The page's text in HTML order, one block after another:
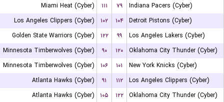
Miami Heat (Cyber)
۱۱۱ ۷۹
Indiana Pacers (Cyber)
Los Angeles Clippers (Cyber)
۱۰۲ ۱۰۴
Detroit Pistons (Cyber)
Golden State Warriors (Cyber)
۱۲۲ ۹۹
Los Angeles Lakers (Cyber)
Minnesota Timberwolves (Cyber)
۹۰ ۱۲۰
Oklahoma City Thunder (Cyber)
Minnesota Timberwolves (Cyber)
۱۰۶ ۱۰۱
New York Knicks (Cyber)
Atlanta Hawks (Cyber)
۹۱ ۱۱۲
Los Angeles Clippers (Cyber)
Atlanta Hawks (Cyber)
۱۰۵ ۱۲۲
Oklahoma City Thunder (Cyber)